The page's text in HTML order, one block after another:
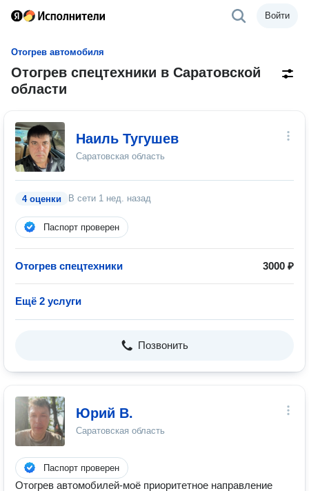
Войти
Отогрев автомобиля
Отогрев спецтехники в Саратовской
области
Наиль Тугушев
Саратовская область
4 оценки В сети 1 нед. назад
Паспорт проверен
Отогрев спецтехники 3000 ₽
Ещё 2 услуги
Позвонить
Юрий В.
Саратовская область
Паспорт проверен
Отогрев автомобилей-моё приоритетное направление